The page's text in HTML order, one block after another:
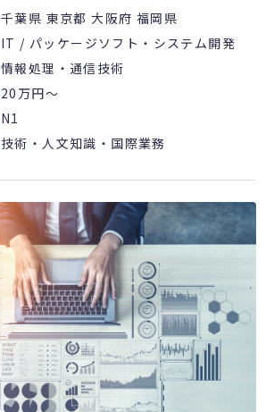
千葉県 東京都 大阪府 福岡県
IT / パッケージソフト・システム開発
情報処理・通信技術
20万円〜
N1
技術・人文知識・国際業務